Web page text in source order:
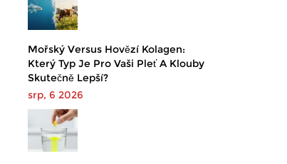
Mořský Versus Hovězí Kolagen:
Který Typ Je Pro Vaši Pleť A Klouby
Skutečně Lepší?
srp, 6 2026